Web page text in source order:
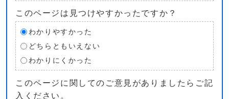
このページは見つけやすかったですか？
わかりやすかった
どちらともいえない
わかりにくかった
このページに関してのご意見がありましたらご記
入ください。